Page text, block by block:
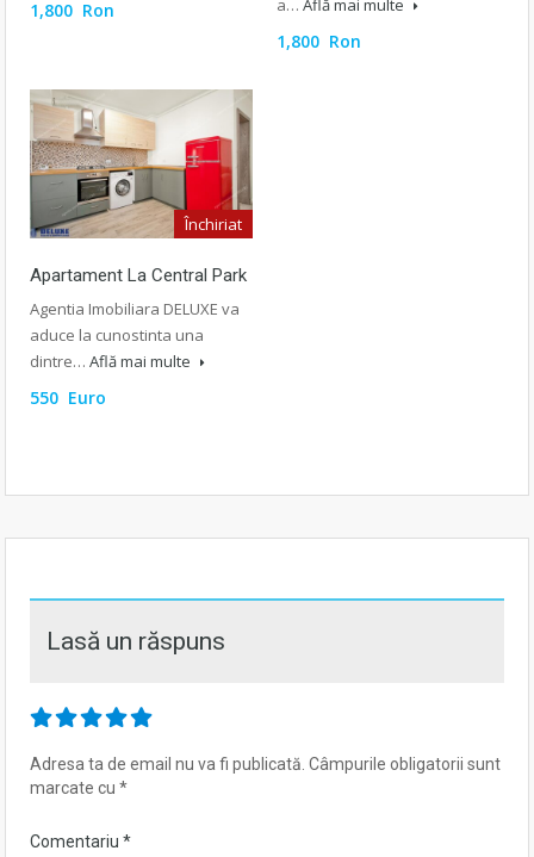
1,800 Ron
a… Află mai multe
1,800 Ron
Închiriat
Apartament La Central Park
Agentia Imobiliara DELUXE va
aduce la cunostinta una
dintre… Află mai multe
550 Euro
Lasă un răspuns
Adresa ta de email nu va fi publicată. Câmpurile obligatorii sunt
marcate cu *
Comentariu *